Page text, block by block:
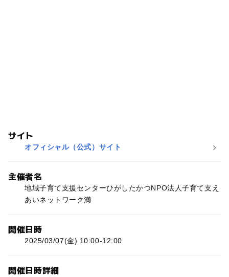
サイト
オフィシャル（公式）サイト
主催者名
地域子育て支援センターひがしたかつNPO法人子育て支え
あいネットワーク満
開催日時
2025/03/07(金) 10:00-12:00
開催日時詳細